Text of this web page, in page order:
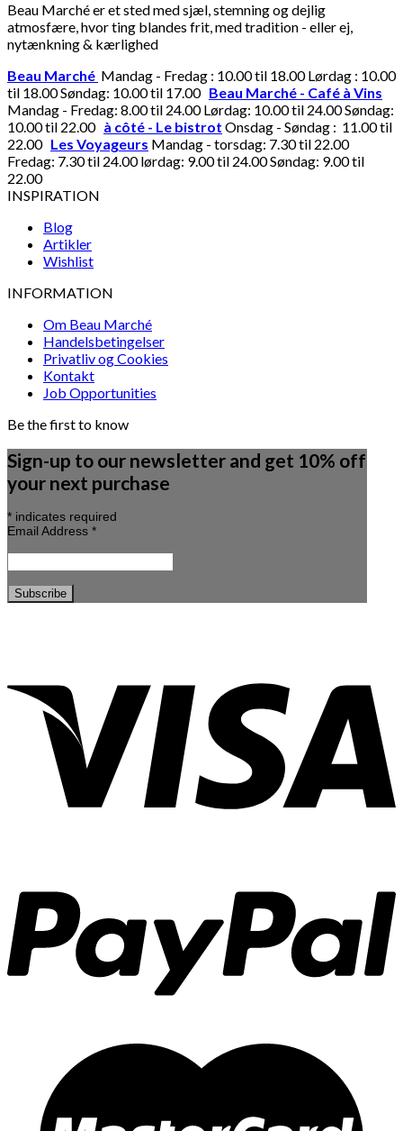
Beau Marché er et sted med sjæl, stemning og dejlig
atmosfære, hvor ting blandes frit, med tradition - eller ej,
nytænkning & kærlighed
Beau Marché Mandag - Fredag : 10.00 til 18.00 Lørdag : 10.00
til 18.00 Søndag: 10.00 til 17.00 Beau Marché - Café à Vins
Mandag - Fredag: 8.00 til 24.00 Lørdag: 10.00 til 24.00 Søndag:
10.00 til 22.00 à côté - Le bistrot Onsdag - Søndag : 11.00 til
22.00 Les Voyageurs Mandag - torsdag: 7.30 til 22.00
Fredag: 7.30 til 24.00 lørdag: 9.00 til 24.00 Søndag: 9.00 til
22.00
INSPIRATION
Blog
Artikler
Wishlist
INFORMATION
Om Beau Marché
Handelsbetingelser
Privatliv og Cookies
Kontakt
Job Opportunities
Be the first to know
Sign-up to our newsletter and get 10% off
your next purchase
* indicates required
Email Address *